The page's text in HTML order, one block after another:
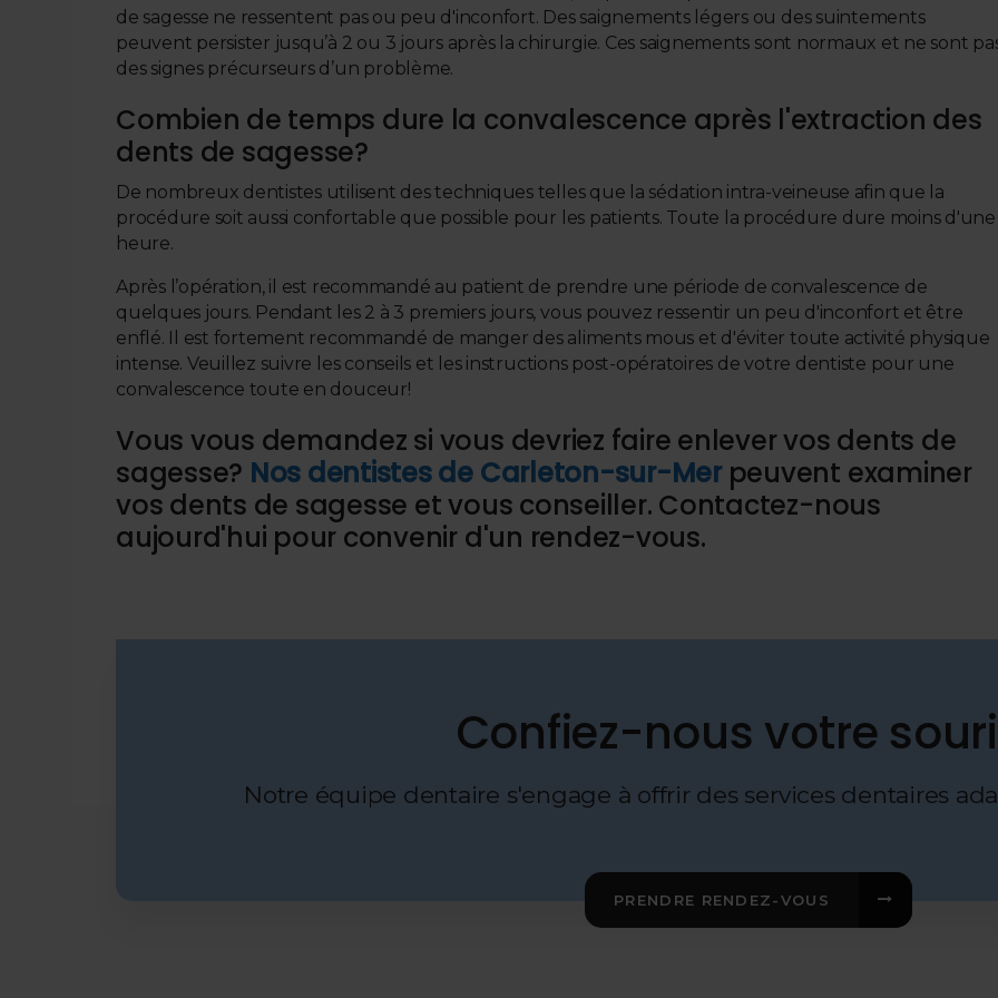
de sagesse ne ressentent pas ou peu d'inconfort. Des saignements légers ou des suintements
peuvent persister jusqu’à 2 ou 3 jours après la chirurgie. Ces saignements sont normaux et ne sont
des signes précurseurs d’un problème.
Combien de temps dure la convalescence après l'extraction des
dents de sagesse?
De nombreux dentistes utilisent des techniques telles que la sédation intra-veineuse afin que la
procédure soit aussi confortable que possible pour les patients. Toute la procédure dure moins d'une
heure.
Après l’opération, il est recommandé au patient de prendre une période de convalescence de
quelques jours. Pendant les 2 à 3 premiers jours, vous pouvez ressentir un peu d'inconfort et être
enflé. Il est fortement recommandé de manger des aliments mous et d'éviter toute activité physique
intense. Veuillez suivre les conseils et les instructions post-opératoires de votre dentiste pour une
convalescence toute en douceur!
Vous vous demandez si vous devriez faire enlever vos dents de
sagesse? Nos dentistes de Carleton-sur-Merpeuvent examiner
vos dents de sagesse et vous conseiller. Contactez-nous
aujourd'hui pour convenir d'un rendez-vous.
Confiez-nous votre
Notre équipe dentaire s'engage à offrir des services dentaires
PRENDRE RENDEZ-VOUS